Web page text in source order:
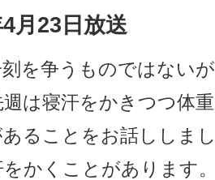
月23日放送
を争うものではない
週は寝汗をかきつつ体
ることをお話ししま
をかくことがあります